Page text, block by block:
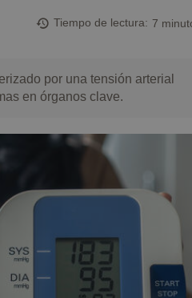
Tiempo de lectura 7
por una tensión arterial
en órganos clave.